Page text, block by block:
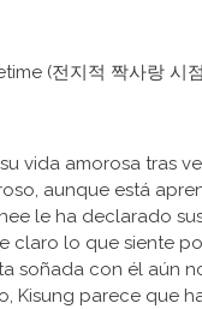
(전지적 짝사랑 시
vida amorosa tras
aunque está
le ha declarado
claro lo que siente
soñada con él aún
Kisung parece que